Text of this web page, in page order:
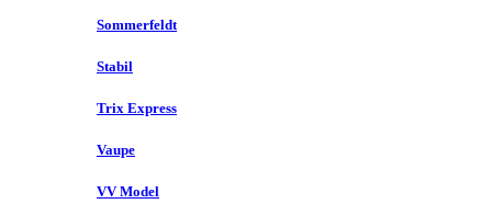
Sommerfeldt
Stabil
Trix Express
Vaupe
VV Model